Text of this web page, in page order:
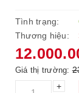
Tình trạng:
Thương hiệu:
Giá thị trường:
+